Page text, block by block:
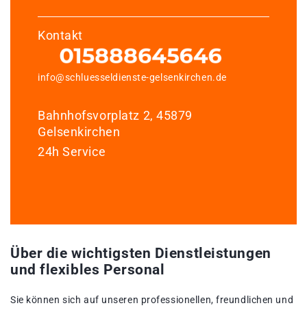
Kontakt
info@schluesseldienste-gelsenkirchen.de
Bahnhofsvorplatz 2, 45879
Gelsenkirchen
24h Service
Über die wichtigsten Dienstleistungen
und flexibles Personal
Sie können sich auf unseren professionellen, freundlichen und